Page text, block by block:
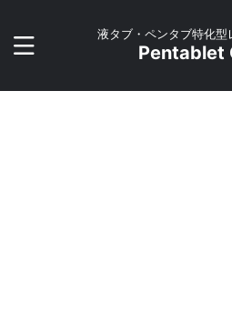
液タブ・ペンタブ特化型
Pentablet